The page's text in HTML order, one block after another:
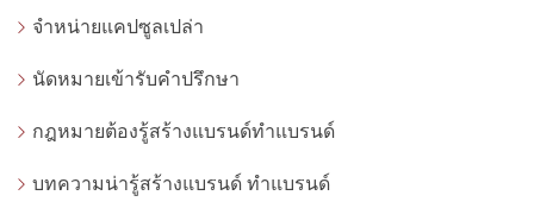
จำหน่ายแคปซูลเปล่า
นัดหมายเข้ารับคำปรึกษา
กฎหมายต้องรู้สร้างแบรนด์ทำแบรนด์
บทความน่ารู้สร้างแบรนด์ ทำแบรนด์